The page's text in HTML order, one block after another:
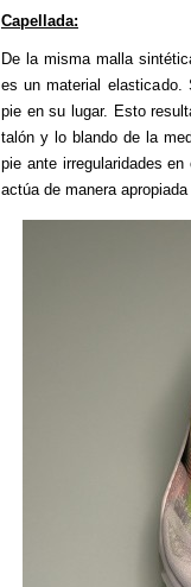
Capellada:
De la misma malla
es un material elasticado.
pie en su lugar. Esto
talón y lo blando de la
pie ante irregularidades
actúa de manera